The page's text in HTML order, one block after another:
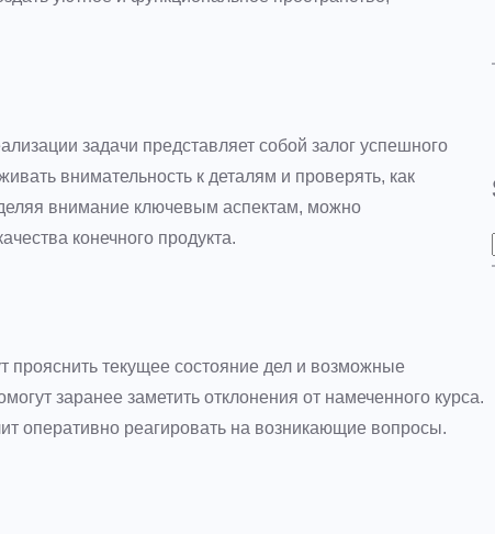
задачи представляет собой залог успешного
внимательность к деталям и проверять, как
внимание ключевым аспектам, можно
конечного продукта.
прояснить текущее состояние дел и возможные
заранее заметить отклонения от намеченного курса.
оперативно реагировать на возникающие вопросы.